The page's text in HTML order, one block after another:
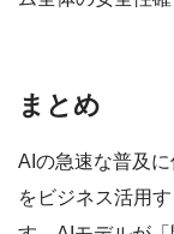
まとめ
AIの急速な普及
をビジネス活用